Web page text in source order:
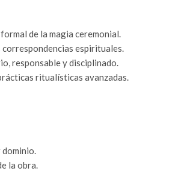
de la magia ceremonial.
correspondencias espirituales.
responsable y disciplinado.
ritualísticas avanzadas.
dominio.
la obra.